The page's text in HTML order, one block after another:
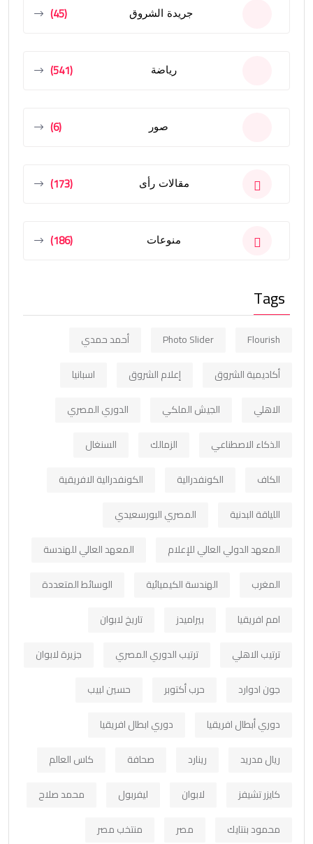
جريدة الشروق (45)
رياضة (541)
صور (6)
مقالات رأى (173)
منوعات (186)
Tags
Flourish
Photo Slider
أحمد حمدي
أكاديمية الشروق
إعلام الشروق
اسبانيا
الاهلي
الجيش الملكي
الدوري المصري
الذكاء الاصطناعي
الزمالك
السنغال
الكاف
الكونفدرالية
الكونفدرالية الافريقية
اللياقة البدنية
المصري البورسعيدي
المعهد الدولي العالي للإعلام
المعهد العالي للهندسة
المغرب
الهندسة الكيميائية
الوسائط المتعددة
امم افريقيا
بيراميدز
تاريخ لابوان
ترتيب الاهلي
ترتيب الدوري المصري
جزيرة لابوان
جون ادوارد
حرب أكتوبر
حسين لبيب
دوري أبطال افريقيا
دوري ابطال افريقيا
ريال مدريد
رينارد صحافة
كاس العالم
كايزر تشيفز
لابوان ليفربول
محمد صلاح
محمود بنتايك
مصر منتخب مصر